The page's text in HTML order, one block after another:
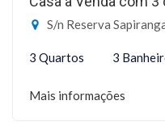
S/n Reserva Sapiranga, 0 -
3 Quartos 3
Mais informações